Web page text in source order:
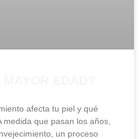
afecta tu piel y qué
que pasan los años,
un proceso